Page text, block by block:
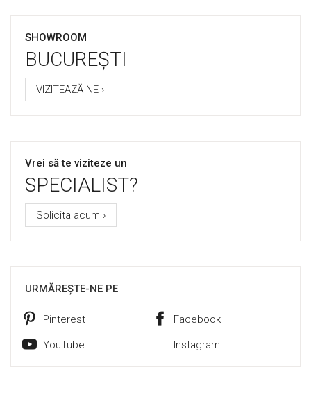
SHOWROOM
BUCUREȘTI
VIZITEAZĂ-NE ›
Vrei să te viziteze un
SPECIALIST?
Solicita acum ›
URMĂREȘTE-NE PE
Pinterest Facebook
YouTube Instagram